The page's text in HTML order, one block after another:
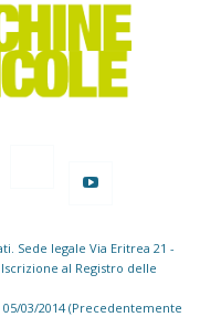
Sede legale Via Eritrea 21 -
al Registro delle
03/2014 (Precedentemente